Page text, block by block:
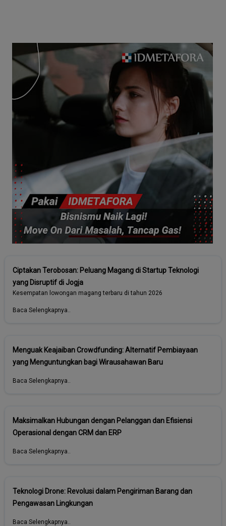
Ciptakan Terobosan: Peluang Magang di Startup Teknologi
yang Disruptif di Jogja
Kesempatan lowongan magang terbaru di tahun 2026
Baca Selengkapnya..
Menguak Keajaiban Crowdfunding: Alternatif Pembiayaan
yang Menguntungkan bagi Wirausahawan Baru
Baca Selengkapnya..
Maksimalkan Hubungan dengan Pelanggan dan Efisiensi
Operasional dengan CRM dan ERP
Baca Selengkapnya..
Teknologi Drone: Revolusi dalam Pengiriman Barang dan
Pengawasan Lingkungan
Baca Selengkapnya..